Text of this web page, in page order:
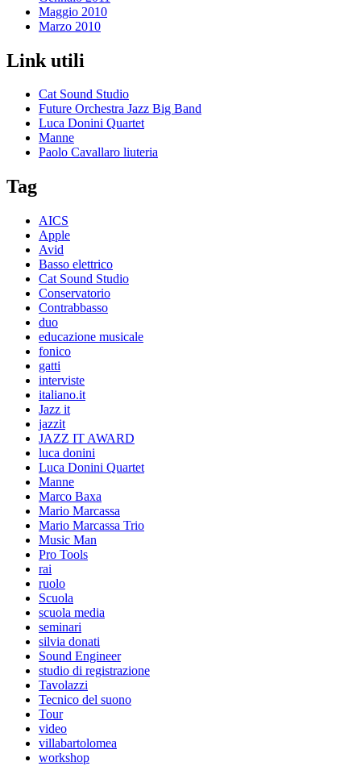
Maggio 2010
Marzo 2010
Link utili
Cat Sound Studio
Future Orchestra Jazz Big Band
Luca Donini Quartet
Manne
Paolo Cavallaro liuteria
Tag
AICS
Apple
Avid
Basso elettrico
Cat Sound Studio
Conservatorio
Contrabbasso
duo
educazione musicale
fonico
gatti
interviste
italiano.it
Jazz it
jazzit
JAZZ IT AWARD
luca donini
Luca Donini Quartet
Manne
Marco Baxa
Mario Marcassa
Mario Marcassa Trio
Music Man
Pro Tools
rai
ruolo
Scuola
scuola media
seminari
silvia donati
Sound Engineer
studio di registrazione
Tavolazzi
Tecnico del suono
Tour
video
villabartolomea
workshop